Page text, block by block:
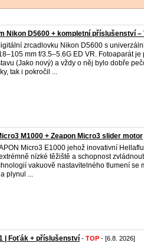
Nikon D5600 + kompletní příslušenství –
zrcadlovku Nikon D5600 s
mm f/3.5–5.6G ED VR. Fotoaparát
(Jako nový) a vždy o něj bylo dobře
tak i pokročil ...
M1000 + Zeapon Micro3 slider motor
Micro3 E1000 jehož inovativní
nízké těžiště a schopnost
vakuově nastavitelného tlumení se
plynul ...
| Foťák + příslušenství - TOP - [6.8. 2026]